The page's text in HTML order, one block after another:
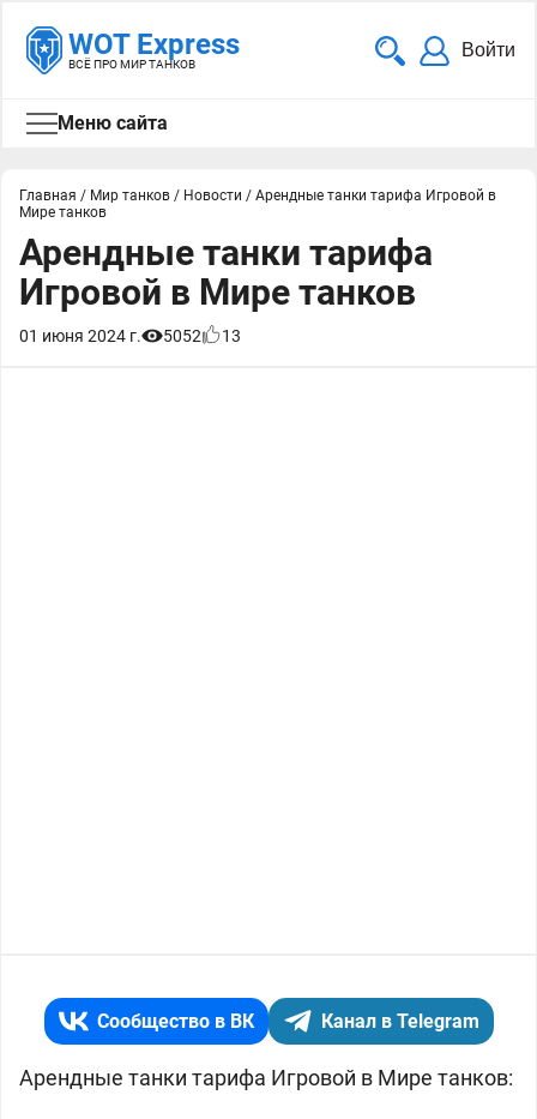
WOT Express
ВСЁ ПРО МИР ТАНКОВ
Войти
Меню сайта
Главная / Мир танков / Новости / Арендные танки тарифа Игровой в
Мире танков
Арендные танки тарифа
Игровой в Мире танков
01 июня 2024 г. 5052 13
Сообщество в ВК Канал в Telegram
Арендные танки тарифа Игровой в Мире танков: